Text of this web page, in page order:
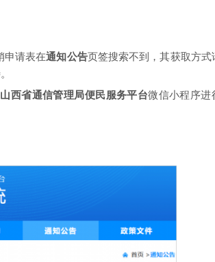
申请表在通知公告页签搜索不到，其获取方式
山西省通信管理局便民服务平台微信小程序进